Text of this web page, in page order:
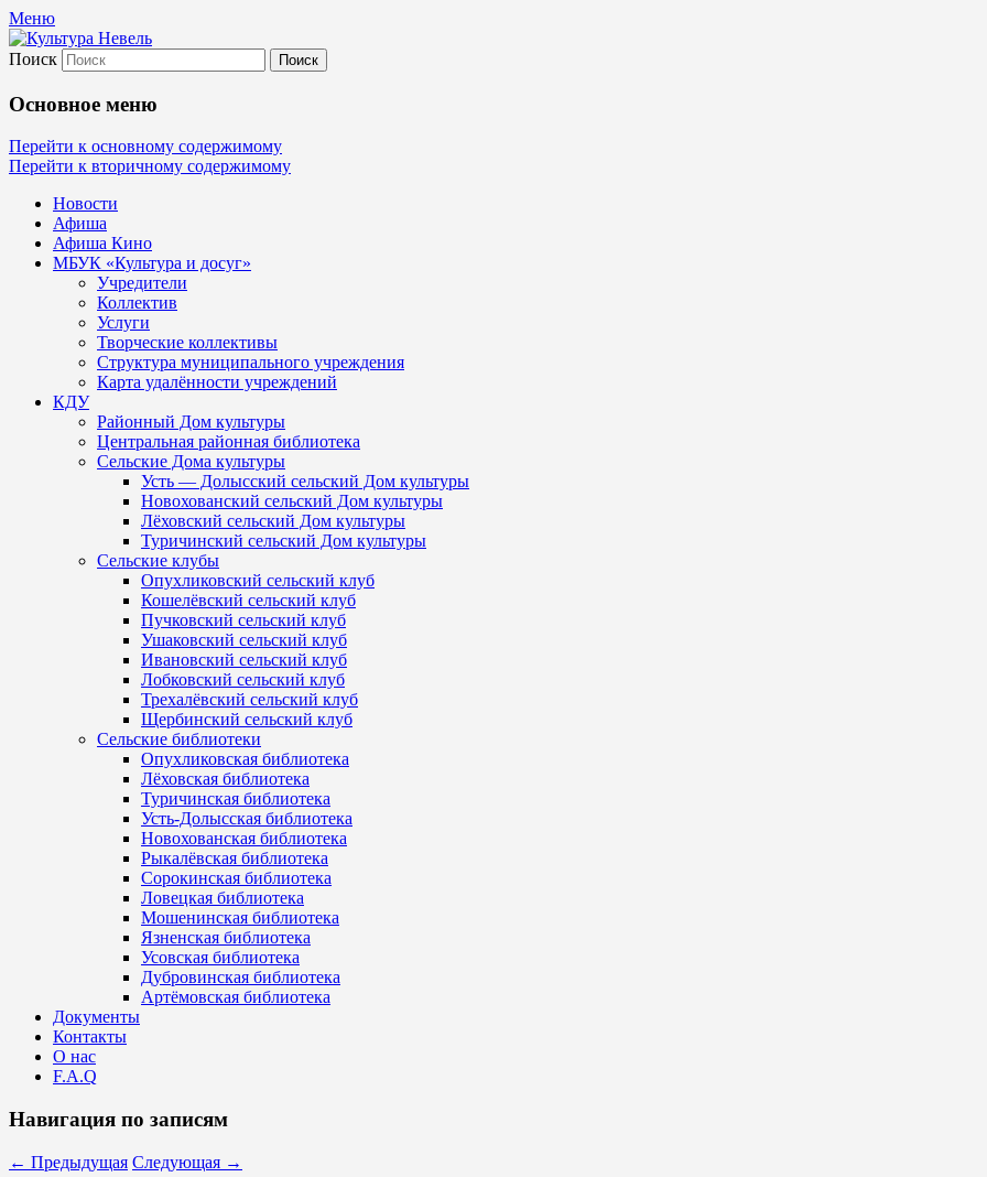
Меню
Культура Невель
МБУК Невельского района "Культура и досуг"
Поиск
Основное меню
Перейти к основному содержимому
Перейти к вторичному содержимому
Новости
Афиша
Афиша Кино
МБУК «Культура и досуг»
Учредители
Коллектив
Услуги
Творческие коллективы
Структура муниципального учреждения
Карта удалённости учреждений
КДУ
Районный Дом культуры
Центральная районная библиотека
Сельские Дома культуры
Усть — Долысский сельский Дом культуры
Новохованский сельский Дом культуры
Лёховский сельский Дом культуры
Туричинский сельский Дом культуры
Сельские клубы
Опухликовский сельский клуб
Кошелёвский сельский клуб
Пучковский сельский клуб
Ушаковский сельский клуб
Ивановский сельский клуб
Лобковский сельский клуб
Трехалёвский сельский клуб
Щербинский сельский клуб
Сельские библиотеки
Опухликовская библиотека
Лёховская библиотека
Туричинская библиотека
Усть-Долысская библиотека
Новохованская библиотека
Рыкалёвская библиотека
Сорокинская библиотека
Ловецкая библиотека
Мошенинская библиотека
Язненская библиотека
Усовская библиотека
Дубровинская библиотека
Артёмовская библиотека
Документы
Контакты
О нас
F.A.Q
Навигация по записям
← Предыдущая Следующая →